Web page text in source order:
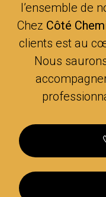
l’ensemble de
Chez Côté
clients est au
Nous